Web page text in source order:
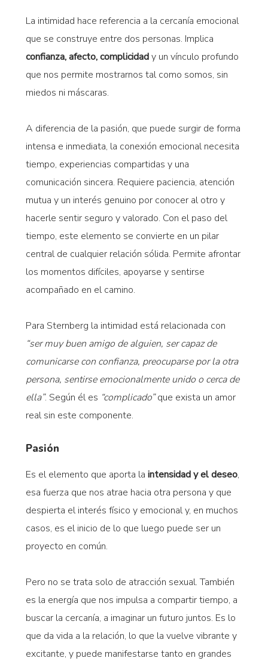
La intimidad hace referencia a la cercanía emocional
que se construye entre dos personas. Implica
confianza, afecto, complicidady un vínculo profundo
que nos permite mostrarnos tal como somos, sin
miedos ni máscaras.
A diferencia de la pasión, que puede surgir de forma
intensa e inmediata, la conexión emocional necesita
tiempo, experiencias compartidas y una
comunicación sincera. Requiere paciencia, atención
mutua y un interés genuino por conocer al otro y
hacerle sentir seguro y valorado. Con el paso del
tiempo, este elemento se convierte en un pilar
central de cualquier relación sólida. Permite afrontar
los momentos difíciles, apoyarse y sentirse
acompañado en el camino.
Para Sternberg la intimidad está relacionada con
“ser muy buen amigo de alguien, ser capaz de
comunicarse con confianza, preocuparse por la otra
persona, sentirse emocionalmente unido o cerca de
ella”. Según él es “complicado”que exista un amor
real sin este componente.
Pasión
Es el elemento que aporta la intensidad y el deseo,
esa fuerza que nos atrae hacia otra persona y que
despierta el interés físico y emocional y, en muchos
casos, es el inicio de lo que luego puede ser un
proyecto en común.
Pero no se trata solo de atracción sexual. También
es la energía que nos impulsa a compartir tiempo, a
buscar la cercanía, a imaginar un futuro juntos. Es lo
que da vida a la relación, lo que la vuelve vibrante y
excitante, y puede manifestarse tanto en grandes